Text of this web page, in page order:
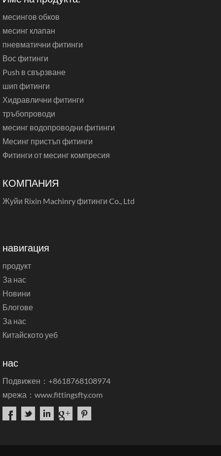
месингов обков
месинг клапан
пневматични фитинги
Вос фитинги
Push в свързване
шип фитинги
Хидравлични фитинги
тръбопроводи
месинг водопроводни фитинги
Месинг пристъп фитинги
Фитинги от месинг компресия
КОМПАНИЯ
Жуйи Rixin Machinry фитинги Co., Ltd
навигация
продукт
За нас
Новини
Блогове
За нас
Китайското уеб
нас
Подвижен：+8618768108974
мрежа： www.fittingsfty.com